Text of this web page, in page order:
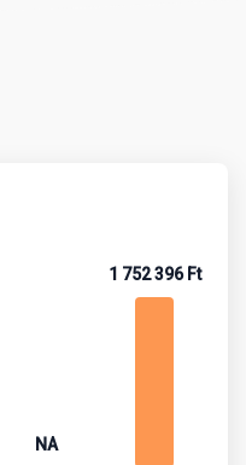
NA
1 752 396 Ft